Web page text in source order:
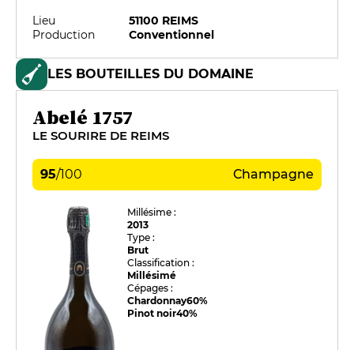
Lieu
51100 REIMS
Production
Conventionnel
LES BOUTEILLES DU DOMAINE
Abelé 1757
LE SOURIRE DE REIMS
95/100 Champagne
Millésime :
2013
Type :
Brut
Classification :
Millésimé
Cépages :
Chardonnay60%
Pinot noir40%